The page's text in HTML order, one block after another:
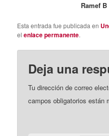
Ramef
Esta entrada fue publicada en
elenlace permanente.
Deja una
Tu dirección de correo
campos obligatorios están